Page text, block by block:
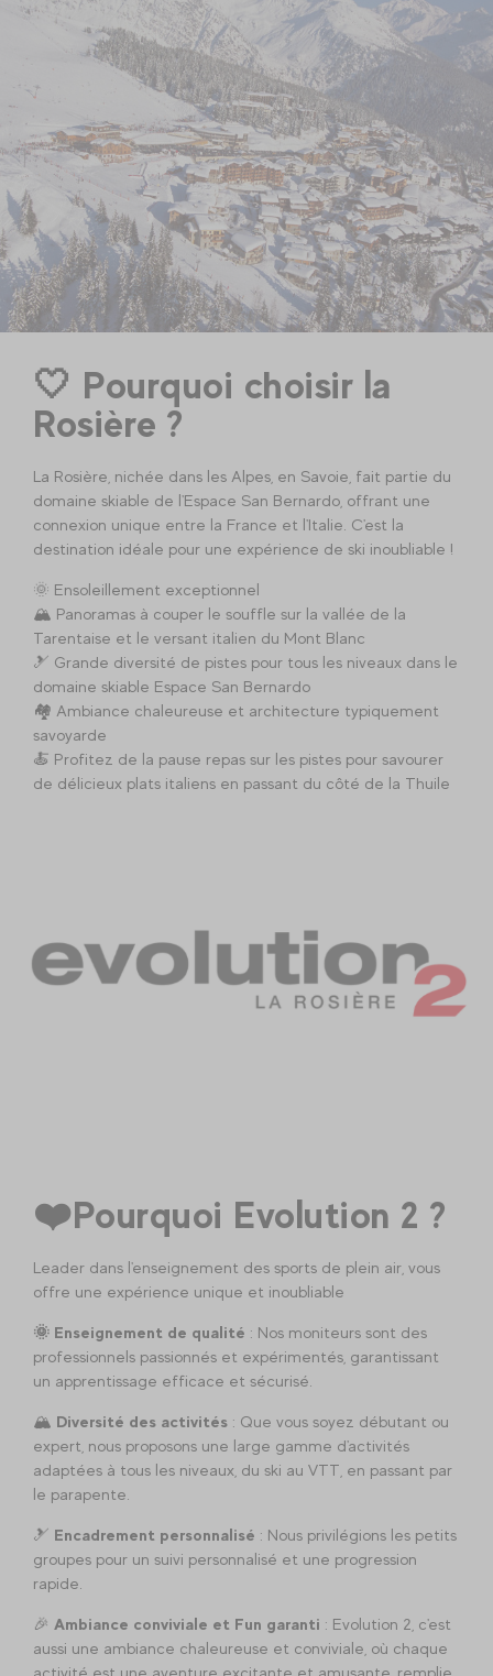
🤍 Pourquoi choisir la
Rosière ?
La Rosière, nichée dans les Alpes, en Savoie, fait partie du
domaine skiable de l'Espace San Bernardo, offrant une
connexion unique entre la France et l'Italie. C'est la
destination idéale pour une expérience de ski inoubliable !
🌞 Ensoleillement exceptionnel
🏔️ Panoramas à couper le souffle sur la vallée de la
Tarentaise et le versant italien du Mont Blanc
🎿 Grande diversité de pistes pour tous les niveaux dans le
domaine skiable Espace San Bernardo
🏘️ Ambiance chaleureuse et architecture typiquement
savoyarde
🍝 Profitez de la pause repas sur les pistes pour savourer
de délicieux plats italiens en passant du côté de la Thuile
❤️Pourquoi Evolution 2 ?
Leader dans l'enseignement des sports de plein air, vous
offre une expérience unique et inoubliable
🌞 Enseignement de qualité : Nos moniteurs sont des
professionnels passionnés et expérimentés, garantissant
un apprentissage efficace et sécurisé.
🏔️ Diversité des activités : Que vous soyez débutant ou
expert, nous proposons une large gamme d'activités
adaptées à tous les niveaux, du ski au VTT, en passant par
le parapente.
🎿 Encadrement personnalisé : Nous privilégions les petits
groupes pour un suivi personnalisé et une progression
rapide.
🎉 Ambiance conviviale et Fun garanti : Evolution 2, c'est
aussi une ambiance chaleureuse et conviviale, où chaque